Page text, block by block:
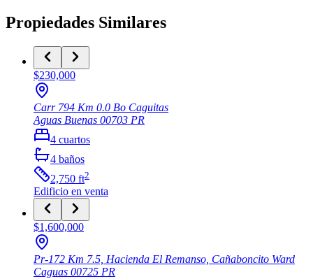
Propiedades Similares
$230,000
Carr 794 Km 0.0 Bo Caguitas
Aguas Buenas 00703 PR
4 cuartos
4 baños
2,750 ft2
Edificio en venta
$1,600,000
Pr-172 Km 7.5, Hacienda El Remanso, Cañaboncito Ward
Caguas 00725 PR